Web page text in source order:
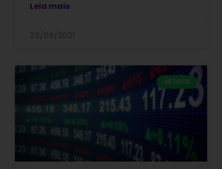
Leia mais
ARTIGOS